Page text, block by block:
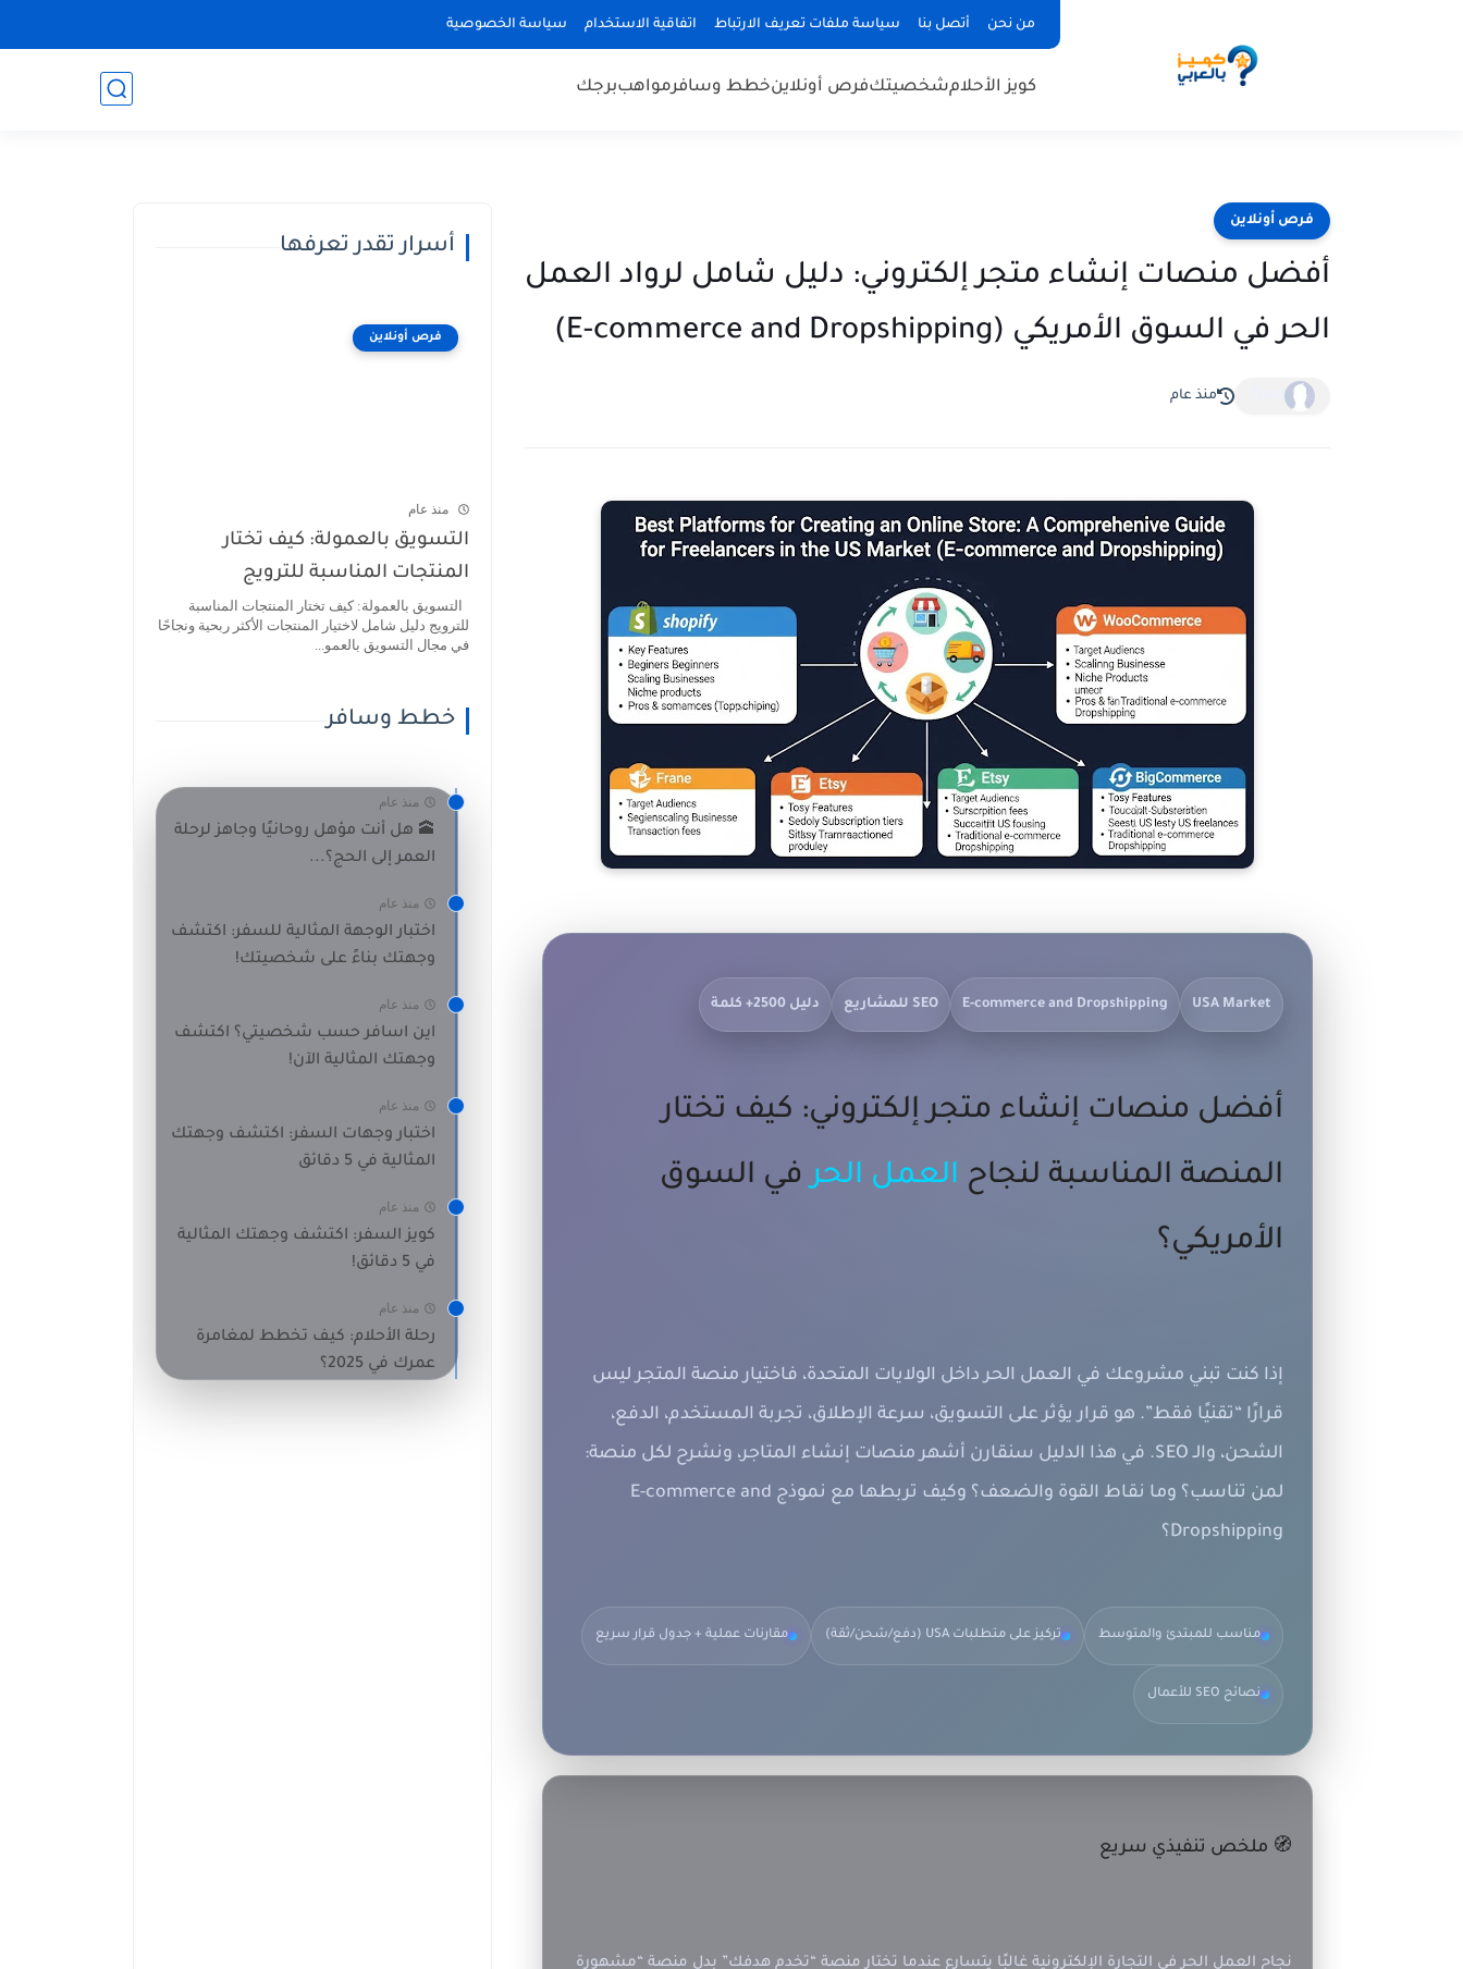
من نحن أتصل بنا سياسة ملفات تعريف الارتباط اتفاقية الاستخدام سياسة الخصوصية
كويز الأحلامشخصيتكفرص أونلاينخطط وسافرمواهببرجك
فرص أونلاين
أفضل منصات إنشاء متجر إلكتروني: دليل شامل لرواد العمل
الحر في السوق الأمريكي (E-commerce and Dropshipping)
منذ عام
USA Market
E-commerce and Dropshipping SEO للمشاريع دليل 2500+ كلمة
أفضل منصات إنشاء متجر إلكتروني: كيف تختار
المنصة المناسبة لنجاح العمل الحرفي السوق
الأمريكي؟
إذا كنت تبني مشروعك في العمل الحر داخل الولايات المتحدة، فاختيار منصة المتجر ليس
قرارًا “تقنيًا فقط”. هو قرار يؤثر على التسويق، سرعة الإطلاق، تجربة المستخدم، الدفع،
الشحن، والـ SEO. في هذا الدليل سنقارن أشهر منصات إنشاء المتاجر، ونشرح لكل منصة:
لمن تناسب؟ وما نقاط القوة والضعف؟ وكيف تربطها مع نموذج E-commerce and
Dropshipping؟
مناسب للمبتدئ والمتوسط تركيز على متطلبات USA (دفع/شحن/ثقة) مقارنات عملية + جدول قرار سريع
نصائح SEO للأعمال
🧭 ملخص تنفيذي سريع
نجاح العمل الحرفي التجارة الإلكترونية غالبًا يتسارع عندما تختار منصة “تخدم هدفك” بدل منصة “مشهورة
أسرار تقدر تعرفها
فرص أونلاين
منذ عام
التسويق بالعمولة: كيف تختار
المنتجات المناسبة للترويج
التسويق بالعمولة: كيف تختار المنتجات المناسبة
للترويج دليل شامل لاختيار المنتجات الأكثر ربحية ونجاحًا
في مجال التسويق بالعمو...
خطط وسافر
منذ عام
🕋 هل أنت مؤهل روحانيًا وجاهز لرحلة
العمر إلى الحج؟...
منذ عام
اختبار الوجهة المثالية للسفر: اكتشف
وجهتك بناءً على شخصيتك!
منذ عام
اين اسافر حسب شخصيتي؟ اكتشف
وجهتك المثالية الآن!
منذ عام
اختبار وجهات السفر: اكتشف وجهتك
المثالية في 5 دقائق
منذ عام
كويز السفر: اكتشف وجهتك المثالية
في 5 دقائق!
منذ عام
رحلة الأحلام: كيف تخطط لمغامرة
عمرك في 2025؟